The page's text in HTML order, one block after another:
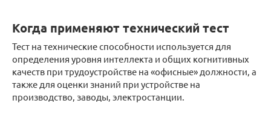
Когда применяют технический тест
Тест на технические способности используется для
определения уровня интеллекта и общих когнитивных
качеств при трудоустройстве на «офисные» должности, а
также для оценки знаний при устройстве на
производство, заводы, электростанции.